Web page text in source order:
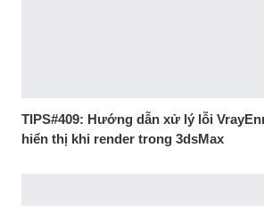
TIPS#409: Hướng dẫn xử lý lỗi
hiển thị khi render trong 3dsMax